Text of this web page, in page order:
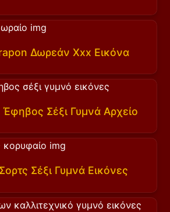
Δωρεάν Xxx Εικόνα
Σέξι Γυμνά Αρχείο
Σέξι Γυμνά Εικόνες